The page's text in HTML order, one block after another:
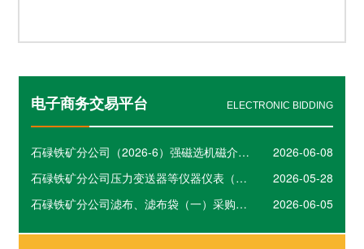
电子商务交易平台 ELECTRONIC BIDDING
2026-06-08
石碌铁矿分公司（2026-6）强磁选机磁介质盒及配件采购项目
2026-05-28
石碌铁矿分公司压力变送器等仪器仪表（六）采购项目
2026-06-05
石碌铁矿分公司滤布、滤布袋（一）采购项目